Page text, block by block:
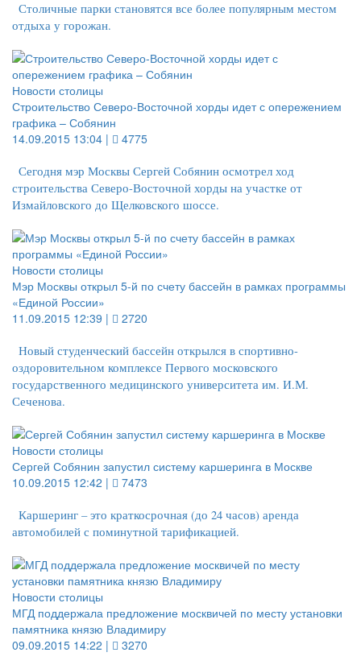
Столичные парки становятся все более популярным местом
отдыха у горожан.
Новости столицы
Строительство Северо-Восточной хорды идет с опережением
графика – Собянин
14.09.2015 13:04 |
4775
Сегодня мэр Москвы Сергей Собянин осмотрел ход
строительства Северо-Восточной хорды на участке от
Измайловского до Щелковского шоссе.
Новости столицы
Мэр Москвы открыл 5-й по счету бассейн в рамках программы
«Единой России»
11.09.2015 12:39 |
2720
Новый студенческий бассейн открылся в спортивно-
оздоровительном комплексе Первого московского
государственного медицинского университета им. И.М.
Сеченова.
Новости столицы
Сергей Собянин запустил систему каршеринга в Москве
10.09.2015 12:42 |
7473
Каршеринг – это краткосрочная (до 24 часов) аренда
автомобилей с поминутной тарификацией.
Новости столицы
МГД поддержала предложение москвичей по месту установки
памятника князю Владимиру
09.09.2015 14:22 |
3270